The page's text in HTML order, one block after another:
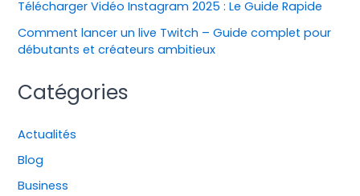
Télécharger Vidéo Instagram 2025 : Le Guide Rapide
Comment lancer un live Twitch – Guide complet pour
débutants et créateurs ambitieux
Catégories
Actualités
Blog
Business